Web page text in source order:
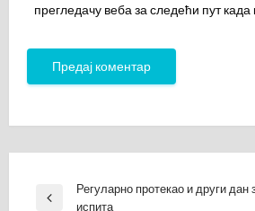
прегледачу веба за следећи пут
Кретање
Previous
Регуларно протекао и други дан
испита